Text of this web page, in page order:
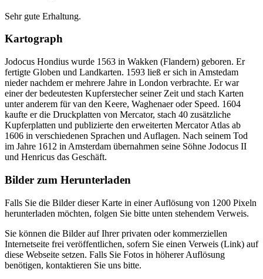
Sehr gute Erhaltung.
Kartograph
Jodocus Hondius wurde 1563 in Wakken (Flandern) geboren. Er
fertigte Globen und Landkarten. 1593 ließ er sich in Amstedam
nieder nachdem er mehrere Jahre in London verbrachte. Er war
einer der bedeutesten Kupferstecher seiner Zeit und stach Karten
unter anderem für van den Keere, Waghenaer oder Speed. 1604
kaufte er die Druckplatten von Mercator, stach 40 zusätzliche
Kupferplatten und publizierte den erweiterten Mercator Atlas ab
1606 in verschiedenen Sprachen und Auflagen. Nach seinem Tod
im Jahre 1612 in Amsterdam übernahmen seine Söhne Jodocus II
und Henricus das Geschäft.
Bilder zum Herunterladen
Falls Sie die Bilder dieser Karte in einer Auflösung von 1200 Pixeln
herunterladen möchten, folgen Sie bitte unten stehendem Verweis.
Sie können die Bilder auf Ihrer privaten oder kommerziellen
Internetseite frei veröffentlichen, sofern Sie einen Verweis (Link) auf
diese Webseite setzen. Falls Sie Fotos in höherer Auflösung
benötigen, kontaktieren Sie uns bitte.